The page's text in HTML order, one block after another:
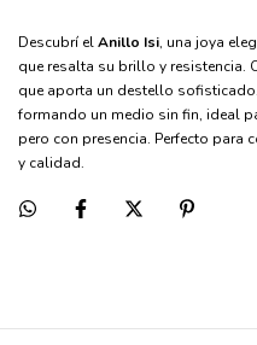
Descubrí elAnillo Isi, una joya
que resalta su brillo y resistencia.
que aporta un destello
formando un medio sin fin, ideal
pero con presencia. Perfecto
y calidad.